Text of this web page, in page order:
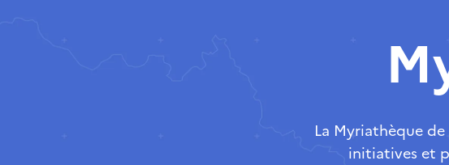
La Myriathèque
initiatives et